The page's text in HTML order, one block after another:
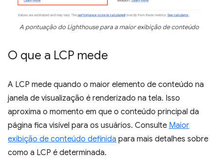
A pontuação do Lighthouse para a maior exibição de conteúdo
O que a LCP mede
A LCP mede quando o maior elemento de conteúdo na
janela de visualização é renderizado na tela. Isso
aproxima o momento em que o conteúdo principal da
página fica visível para os usuários. Consulte Maior
exibição de conteúdo definida para mais detalhes sobre
como a LCP é determinada.